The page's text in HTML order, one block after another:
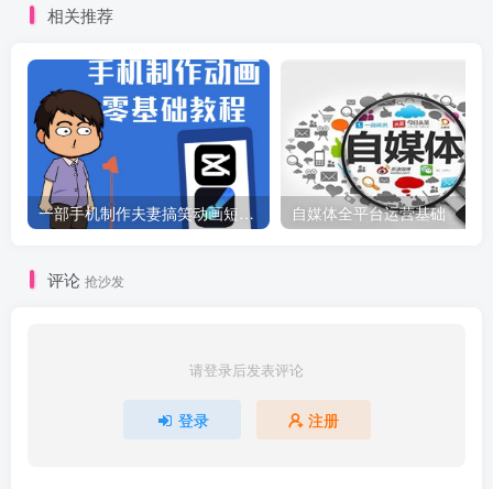
相关推荐
一部手机制作夫妻搞笑动画短视频教程，零基础也能快速上手 自媒体全平台运营基础
评论 抢沙发
请登录后发表评论
登录 注册